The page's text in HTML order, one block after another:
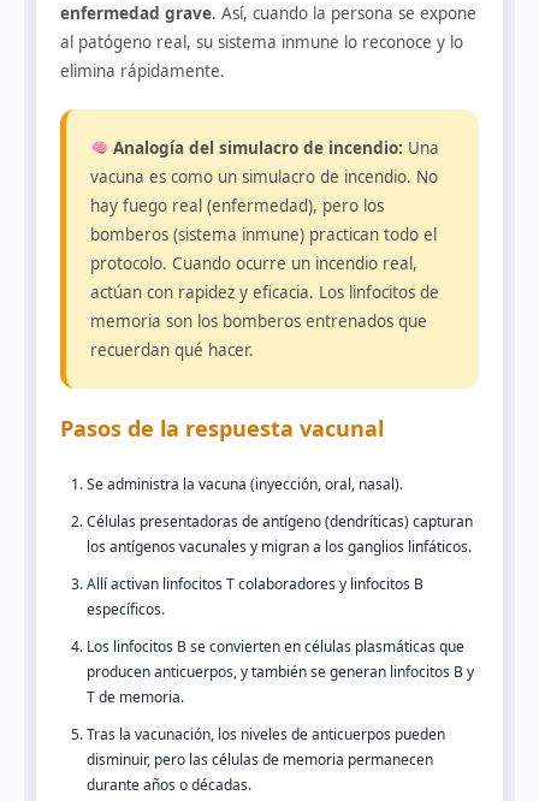
enfermedad grave. Así, cuando la persona se expone
al patógeno real, su sistema inmune lo reconoce y lo
elimina rápidamente.
Analogía del simulacro de incendio: Una
vacuna es como un simulacro de incendio. No
hay fuego real (enfermedad), pero los
bomberos (sistema inmune) practican todo el
protocolo. Cuando ocurre un incendio real,
actúan con rapidez y eficacia. Los linfocitos de
memoria son los bomberos entrenados que
recuerdan qué hacer.
Pasos de la respuesta vacunal
Se administra la vacuna (inyección, oral, nasal).
Células presentadoras de antígeno (dendríticas) capturan
los antígenos vacunales y migran a los ganglios linfáticos.
Allí activan linfocitos T colaboradores y linfocitos B
específicos.
Los linfocitos B se convierten en células plasmáticas que
producen anticuerpos, y también se generan linfocitos B y
T de memoria.
Tras la vacunación, los niveles de anticuerpos pueden
disminuir, pero las células de memoria permanecen
durante años o décadas.